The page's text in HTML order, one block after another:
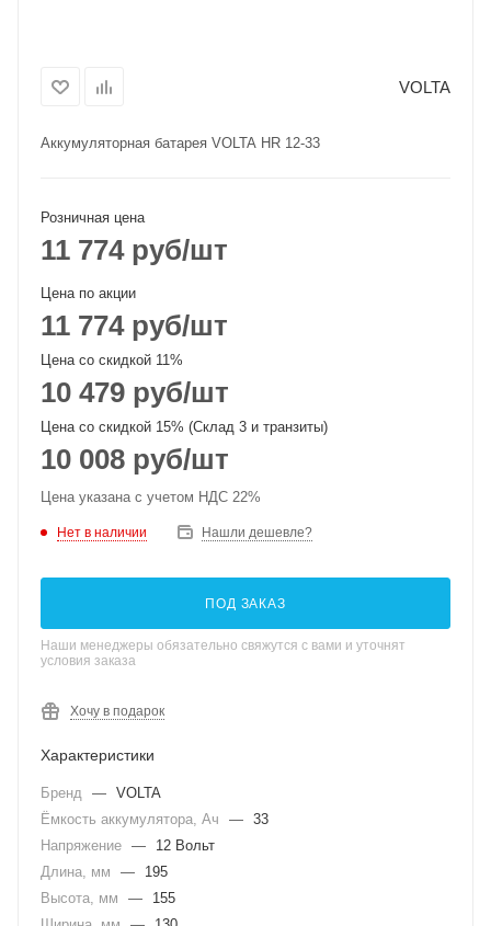
VOLTA
Аккумуляторная батарея VOLTA HR 12-33
Розничная цена
11 774руб/шт
Цена по акции
11 774руб/шт
Цена со скидкой 11%
10 479 руб/шт
Цена со скидкой 15% (Склад 3 и транзиты)
10 008 руб/шт
Цена указана с учетом НДС 22%
Нет в наличии Нашли дешевле?
ПОД ЗАКАЗ
Наши менеджеры обязательно свяжутся с вами и уточнят
условия заказа
Хочу в подарок
Характеристики
Бренд — VOLTA
Ёмкость аккумулятора, Ач
— 33
Напряжение —
12 Вольт
Длина, мм
—
195
Высота, мм
—
155